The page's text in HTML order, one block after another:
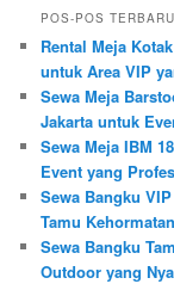
POS-POS TERBARU
Rental Meja
untuk Area VIP
Sewa Meja
Jakarta untuk
Sewa Meja IBM
Event yang
Sewa Bangku
Tamu Kehormatan
Sewa Bangku
Outdoor yang